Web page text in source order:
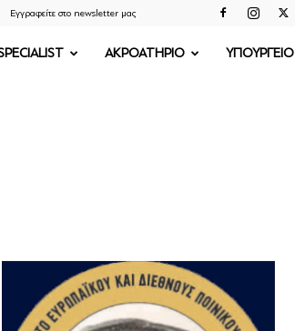
Εγγραφείτε στο newsletter μας
ΑΚΡΟΑΤΗΡΙΟ ΥΠΟΥΡΓΕΙΟ